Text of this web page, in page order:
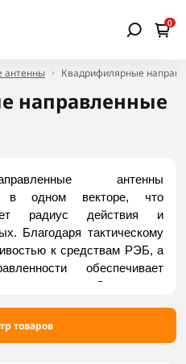
0
антенны Квадрифилярные
направленные
антенны
в одном векторе, что
радиус действия и
Благодаря тактическому
к средствам РЭБ, а
обеспечивает
помехам. Они широко
работы в составе
товаров